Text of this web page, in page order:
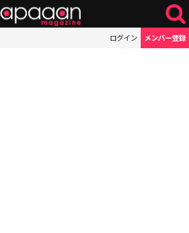
ログイン メンバー登録